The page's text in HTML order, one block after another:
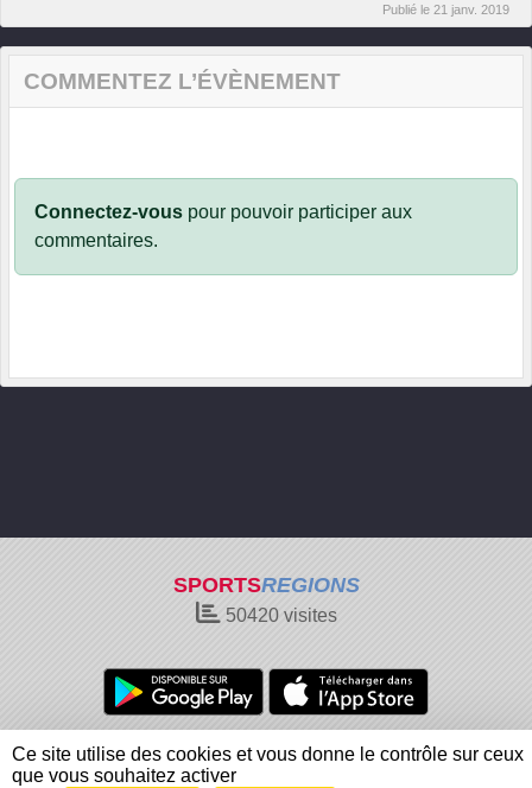
Publié le 21 janv. 2019
COMMENTEZ L’ÉVÈNEMENT
Connectez-vous pour pouvoir participer aux
commentaires.
SPORTSREGIONS
50420visites
Charte cookies
Gestion des cookies
Informations légales
Signaler un contenu inapproprié
Ce site utilise des cookies et vous donne le contrôle sur ceux
que vous souhaitez activer